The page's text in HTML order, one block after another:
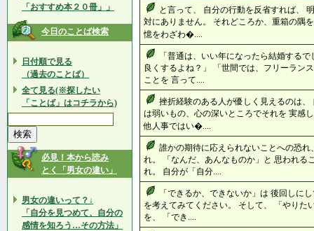
「おすすめ本２０冊」」
今日のことば検索
日付順で見る
（過去のことば）
全て見る(※探したい
「ことば」はコチラから)
必見！本から読み
とく「男女の違い」
男女の違いって？↓
「自分を見つめて、自分の
感情を知ろう…その方法」
と言って、 自分の行動を反省すれば、
対にありません。 それどころか、重箱の隅
憶をわざわ�....
「普通は、いい年になったら結婚する
良くするよね？」 「世間では、フリーラン
ことを 言って....
挫折経験のある人が優しく見えるのは
は弱いもの、心の深いところでそれを 実感
他人事ではい�....
誰かの期待に応えられないことへの恐
れ。 「なんだ、あんなものか」と 思われる
れ。 自分が「自分....
「できるか、できないか」は 後回しに
を考えてみてください。 そして、 「やりた
を、 「でき....